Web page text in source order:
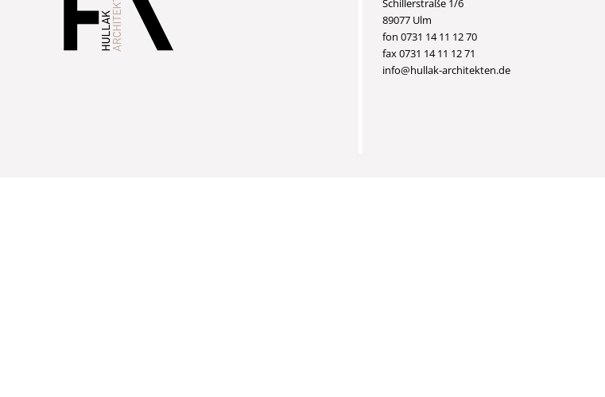
Schillerstraße 1/6
89077 Ulm
fon 0731 14 11 12 70
fax 0731 14 11 12 71
info@hullak-architekten.de